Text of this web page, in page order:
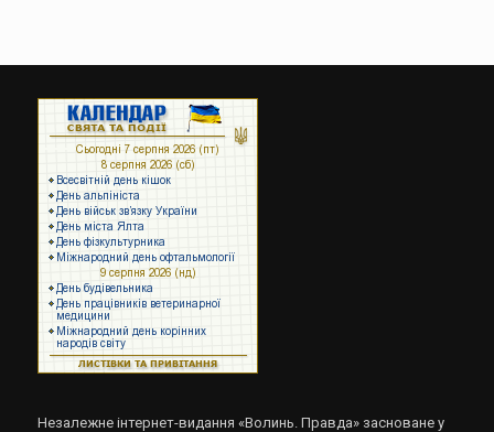
Незалежне інтернет-видання «Волинь. Правда» засноване у